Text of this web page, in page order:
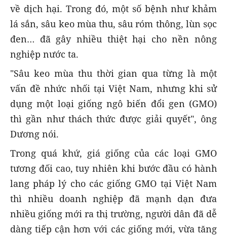
về dịch hại. Trong đó, một số bệnh như khảm
lá sắn, sâu keo mùa thu, sâu róm thông, lùn sọc
đen… đã gây nhiều thiệt hại cho nền nông
nghiệp nước ta.
"Sâu keo mùa thu thời gian qua từng là một
vấn đề nhức nhối tại Việt Nam, nhưng khi sử
dụng một loại giống ngô biến đổi gen (GMO)
thì gần như thách thức được giải quyết", ông
Dương nói.
Trong quá khứ, giá giống của các loại GMO
tương đối cao, tuy nhiên khi bước đầu có hành
lang pháp lý cho các giống GMO tại Việt Nam
thì nhiều doanh nghiệp đã mạnh dạn đưa
nhiều giống mới ra thị trường, người dân đã dễ
dàng tiếp cận hơn với các giống mới, vừa tăng